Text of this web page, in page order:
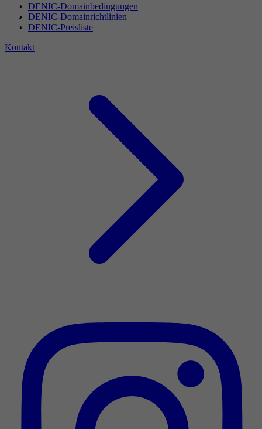
DENIC-Domainbedingungen
DENIC-Domainrichtlinien
DENIC-Preisliste
Kontakt